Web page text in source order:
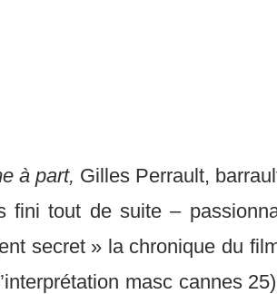
à part, Gilles Perrault,
fini tout de suite –
secret » la chronique du
masc cannes